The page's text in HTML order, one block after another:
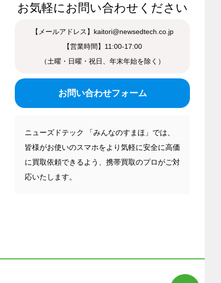
お気軽にお問い合わせください
【メールアドレス】kaitori@newsedtech.co.jp
【営業時間】11:00-17:00
（土曜・日曜・祝日、年末年始を除く）
お問い合わせフォーム
ニューズドテック 「みんなのすまほ」では、
皆様がお使いのスマホをより気軽に安全に高価
に買取依頼できるよう、携帯買取のプロがご対
応いたします。